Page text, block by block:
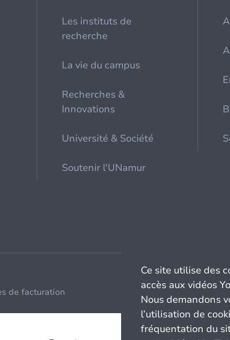
Les instituts de
recherche
La vie du campus
Recherches &
Innovations
Université & Société
Soutenir l'UNamur
de facturation
Ce site utilise des
accès aux vidéos
Nous demandons
l’utilisation de
fréquentation du